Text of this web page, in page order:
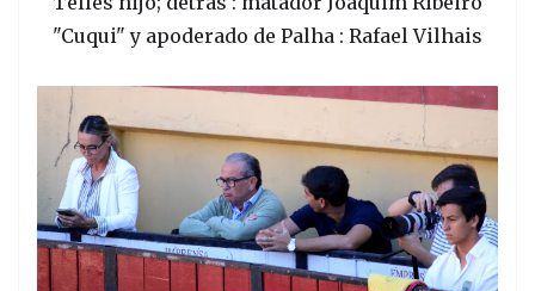
"Cuqui" y apoderado de Palha : Rafael Vilhais